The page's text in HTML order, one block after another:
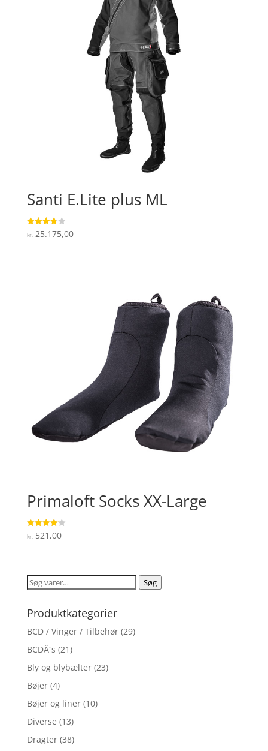
Santi E.Lite plus ML
Vurderet
3.7
kr.25.175,00
Primaloft Socks XX-Large
Vurderet
4.1
kr.521,00
Søg
Søg
Produktkategorier
BCD / Vinger / Tilbehør (29)
BCDÂ´s (21)
Bly og blybælter (23)
Bøjer (4)
Bøjer og liner (10)
Diverse (13)
Dragter (38)